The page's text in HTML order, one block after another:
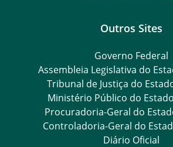
Outros Sites
Governo Federal
Assembleia Legislativa do
Tribunal de Justiça do
Ministério Público do
Procuradoria-Geral do
Controladoria-Geral do
Diário Oficial